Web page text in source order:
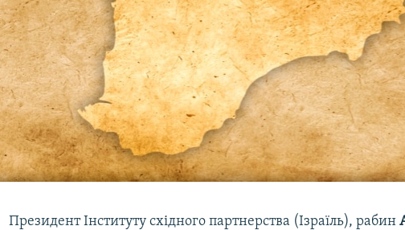
Президент Інституту східного партнерства (Ізраїль), рабин